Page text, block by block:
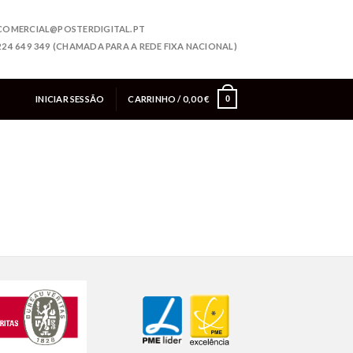
649 349 (CHAMADA PARA A REDE FIXA NACIONAL)
INICIAR SESSÃO CARRINHO /0,00€ 0